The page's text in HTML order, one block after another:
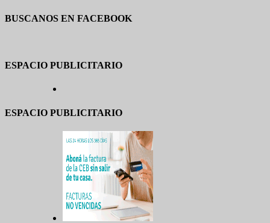
BUSCANOS EN FACEBOOK
ESPACIO PUBLICITARIO
ESPACIO PUBLICITARIO